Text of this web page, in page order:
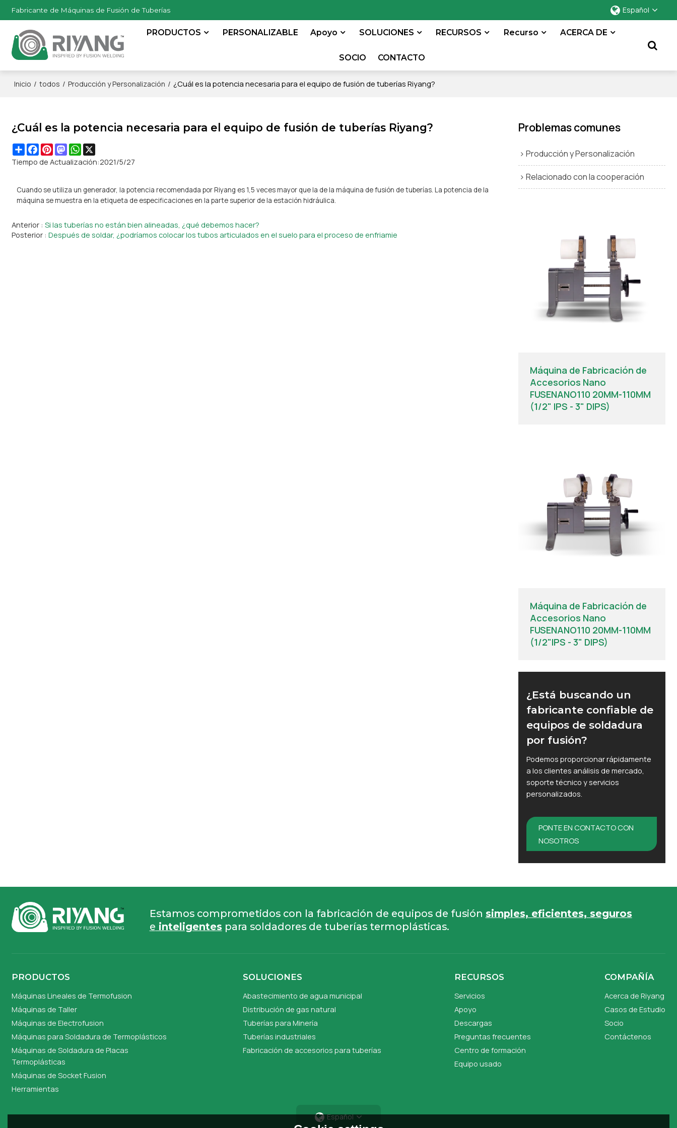
Fabricante de Máquinas de Fusión de Tuberías Español
PRODUCTOS PERSONALIZABLE Apoyo SOLUCIONES RECURSOS Recurso ACERCA DE
SOCIO CONTACTO
Inicio / todos / Producción y Personalización / ¿Cuál es la potencia necesaria para el equipo de fusión de tuberías Riyang?
¿Cuál es la potencia necesaria para el equipo de fusión de tuberías Riyang?
ShareFacebook
PinterestMastodonWhatsApp
Tiempo de Actualización:2021/5/27
Cuando se utiliza un generador, la potencia recomendada por Riyang es 1,5 veces mayor que la de la máquina de fusión de tuberías. La potencia de la
máquina se muestra en la etiqueta de especificaciones en la parte superior de la estación hidráulica.
Anterior Si las tuberías no están bien alineadas, ¿qué debemos hacer?
Posterior Después de soldar, ¿podríamos colocar los tubos articulados en el suelo para el proceso de enfriamie
Problemas comunes
Producción y Personalización
Relacionado con la cooperación
Máquina de Fabricación de
Accesorios Nano
FUSENANO110 20MM-110MM
(1/2" IPS - 3" DIPS)
Máquina de Fabricación de
Accesorios Nano
FUSENANO110 20MM-110MM
(1/2"IPS - 3" DIPS)
¿Está buscando un
fabricante confiable de
equipos de soldadura
por fusión?
Podemos proporcionar rápidamente
a los clientes análisis de mercado,
soporte técnico y servicios
personalizados.
PONTE EN CONTACTO CON
NOSOTROS
Estamos comprometidos con la fabricación de equipos de fusión simples, eficientes, seguros
e inteligentes para soldadores de tuberías termoplásticas.
PRODUCTOS
Máquinas Lineales de Termofusion
Máquinas de Taller
Máquinas de Electrofusion
Máquinas para Soldadura de Termoplásticos
Máquinas de Soldadura de Placas
Termoplásticas
Máquinas de Socket Fusion
Herramientas
SOLUCIONES
Abastecimiento de agua municipal
Distribución de gas natural
Tuberías para Minería
Tuberías industriales
Fabricación de accesorios para tuberías
RECURSOS
Servicios
Apoyo
Descargas
Preguntas frecuentes
Centro de formación
Equipo usado
COMPAÑÍA
Acerca de Riyang
Casos de Estudio
Socio
Contáctenos
Español